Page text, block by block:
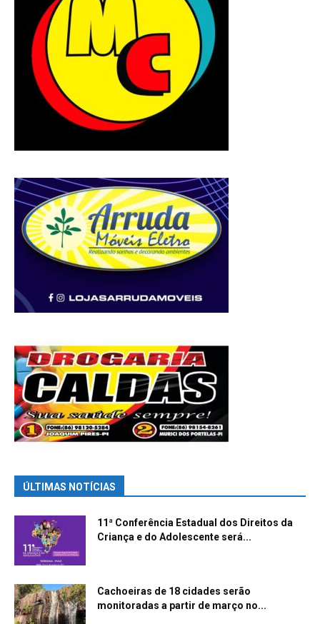
ÚLTIMAS NOTÍCIAS
11ª Conferência Estadual dos Direitos da
Criança e do Adolescente será...
Cachoeiras de 18 cidades serão
monitoradas a partir de março no...